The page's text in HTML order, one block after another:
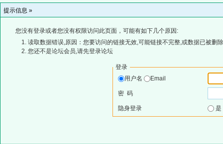
提示信息 »
您没有登录或者您没有权限访问此页面，可能有如下几个原因:
读取数据错误,原因：您要访问的链接无效,可能链接不完整,或数据已被删
您还不是论坛会员,请先登录论坛
登录
用户名
Email
密 码
隐身登录